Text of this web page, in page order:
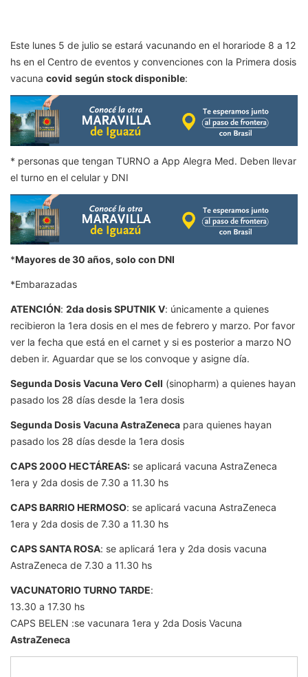
Este lunes 5 de julio se estará vacunando en el horariode 8 a 12
hs en el Centro de eventos y convenciones con la Primera dosis
vacuna covid según stock disponible:
* personas que tengan TURNO a App Alegra Med. Deben llevar
el turno en el celular y DNI
*Mayores de 30 años, solo con DNI
*Embarazadas
ATENCIÓN: 2da dosis SPUTNIK V: únicamente a quienes
recibieron la 1era dosis en el mes de febrero y marzo. Por favor
ver la fecha que está en el carnet y si es posterior a marzo NO
deben ir. Aguardar que se los convoque y asigne día.
Segunda Dosis Vacuna Vero Cell (sinopharm) a quienes hayan
pasado los 28 días desde la 1era dosis
Segunda Dosis Vacuna AstraZeneca para quienes hayan
pasado los 28 días desde la 1era dosis
CAPS 200O HECTÁREAS: se aplicará vacuna AstraZeneca
1era y 2da dosis de 7.30 a 11.30 hs
CAPS BARRIO HERMOSO: se aplicará vacuna AstraZeneca
1era y 2da dosis de 7.30 a 11.30 hs
CAPS SANTA ROSA: se aplicará 1era y 2da dosis vacuna
AstraZeneca de 7.30 a 11.30 hs
VACUNATORIO TURNO TARDE:
13.30 a 17.30 hs
CAPS BELEN :se vacunara 1era y 2da Dosis Vacuna
AstraZeneca